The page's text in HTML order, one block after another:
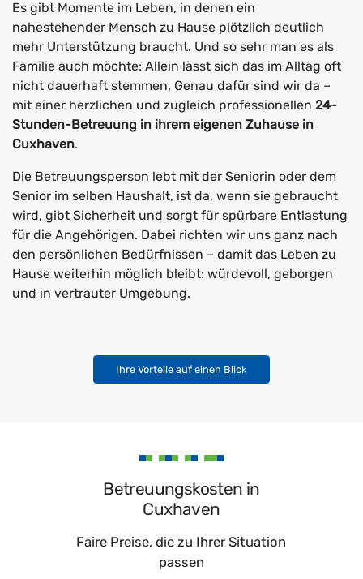
Es gibt Momente im Leben, in denen ein
nahestehender Mensch zu Hause plötzlich deutlich
mehr Unterstützung braucht. Und so sehr man es als
Familie auch möchte: Allein lässt sich das im Alltag oft
nicht dauerhaft stemmen. Genau dafür sind wir da –
mit einer herzlichen und zugleich professionellen 24-
Stunden-Betreuung in ihrem eigenen Zuhause in
Cuxhaven.
Die Betreuungsperson lebt mit der Seniorin oder dem
Senior im selben Haushalt, ist da, wenn sie gebraucht
wird, gibt Sicherheit und sorgt für spürbare Entlastung
für die Angehörigen. Dabei richten wir uns ganz nach
den persönlichen Bedürfnissen – damit das Leben zu
Hause weiterhin möglich bleibt: würdevoll, geborgen
und in vertrauter Umgebung.
Ihre Vorteile auf einen Blick
Betreuungskosten in
Cuxhaven
Faire Preise, die zu Ihrer Situation
passen